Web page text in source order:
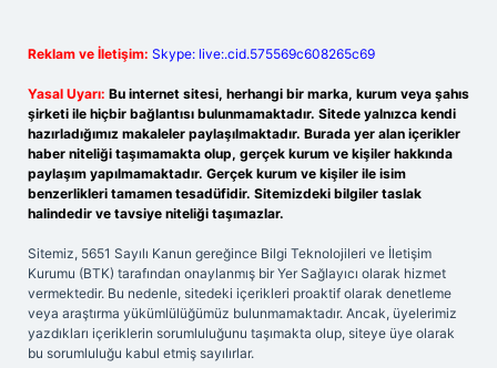
Reklam ve İletişim: Skype: live:.cid.575569c608265c69
Yasal Uyarı: Bu internet sitesi, herhangi bir marka, kurum veya şahıs
şirketi ile hiçbir bağlantısı bulunmamaktadır. Sitede yalnızca kendi
hazırladığımız makaleler paylaşılmaktadır. Burada yer alan içerikler
haber niteliği taşımamakta olup, gerçek kurum ve kişiler hakkında
paylaşım yapılmamaktadır. Gerçek kurum ve kişiler ile isim
benzerlikleri tamamen tesadüfidir. Sitemizdeki bilgiler taslak
halindedir ve tavsiye niteliği taşımazlar.
Sitemiz, 5651 Sayılı Kanun gereğince Bilgi Teknolojileri ve İletişim
Kurumu (BTK) tarafından onaylanmış bir Yer Sağlayıcı olarak hizmet
vermektedir. Bu nedenle, sitedeki içerikleri proaktif olarak denetleme
veya araştırma yükümlülüğümüz bulunmamaktadır. Ancak, üyelerimiz
yazdıkları içeriklerin sorumluluğunu taşımakta olup, siteye üye olarak
bu sorumluluğu kabul etmiş sayılırlar.